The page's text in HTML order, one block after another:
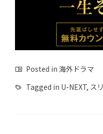
Posted in 海外ドラマ
Tagged in U-NEXT, ス